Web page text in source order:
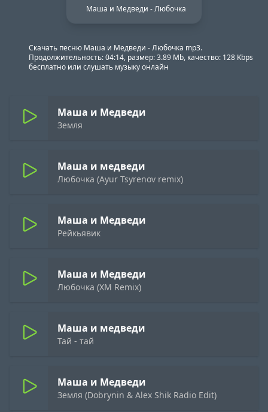
Маша и Медведи - Любочка
Скачать песню Маша и Медведи - Любочка mp3.
Продолжительность: 04:14, размер: 3.89 Mb, качество: 128 Kbps
бесплатно или слушать музыку онлайн
Маша и Медведи
Земля
Маша и медведи
Любочка (Ayur Tsyrenov remix)
Маша и Медведи
Рейкьявик
Маша и Медведи
Любочка (XM Remix)
Маша и медведи
Тай - тай
Маша и Медведи
Земля (Dobrynin & Alex Shik Radio Edit)